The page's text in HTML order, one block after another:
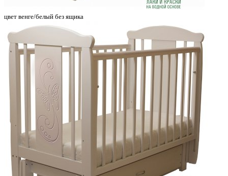
цвет венге/белый без ящика